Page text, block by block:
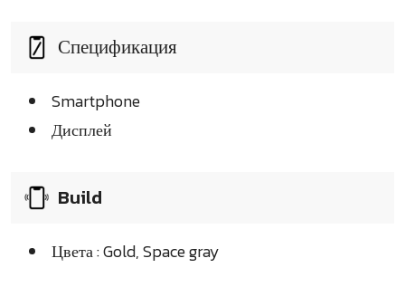
Спецификация
Smartphone
Дисплей
Build
Цвета : Gold, Space gray